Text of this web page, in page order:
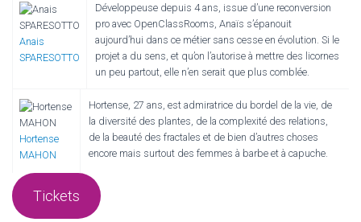
Anais
SPARESOTTO
Développeuse depuis 4 ans, issue d’une reconversion
pro avec OpenClassRooms, Anaïs s’épanouit
aujourd’hui dans ce métier sans cesse en évolution. Si le
projet a du sens, et qu’on l’autorise à mettre des licornes
un peu partout, elle n’en serait que plus comblée.
Hortense
MAHON
Hortense, 27 ans, est admiratrice du bordel de la vie, de
la diversité des plantes, de la complexité des relations,
de la beauté des fractales et de bien d’autres choses
encore mais surtout des femmes à barbe et à capuche.
Tickets